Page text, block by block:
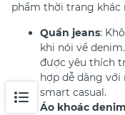
phẩm thời trang khác
Quần jeans:
khi nói về
được yêu thích
hợp dễ dàng với
smart casual.
Áo khoác denim